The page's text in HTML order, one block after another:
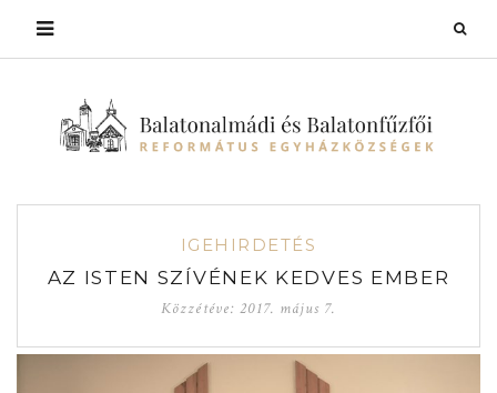
IGEHIRDETÉS
AZ ISTEN SZÍVÉNEK KEDVES EMBER
Közzétéve:2017. május 7.